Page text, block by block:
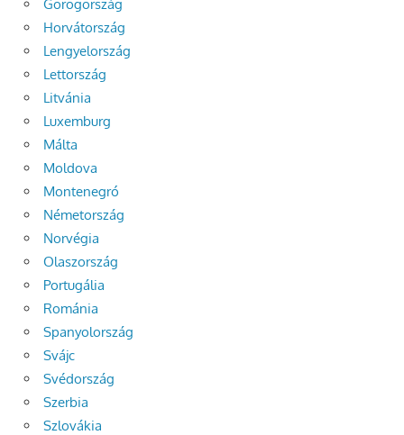
Görögország
Horvátország
Lengyelország
Lettország
Litvánia
Luxemburg
Málta
Moldova
Montenegró
Németország
Norvégia
Olaszország
Portugália
Románia
Spanyolország
Svájc
Svédország
Szerbia
Szlovákia